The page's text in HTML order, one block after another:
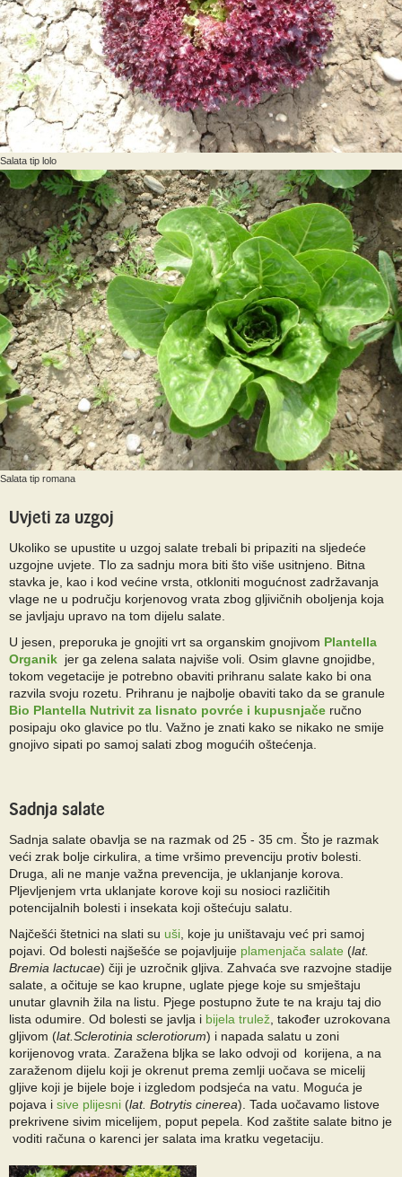
Salata tip lolo
Salata tip romana
Uvjeti za uzgoj
Ukoliko se upustite u uzgoj salate trebali bi pripaziti na sljedeće
uzgojne uvjete. Tlo za sadnju mora biti što više usitnjeno. Bitna
stavka je, kao i kod većine vrsta, otkloniti mogućnost zadržavanja
vlage ne u području korjenovog vrata zbog gljivičnih oboljenja koja
se javljaju upravo na tom dijelu salate.
U jesen, preporuka je gnojiti vrt sa organskim gnojivom Plantella
Organik jer ga zelena salata najviše voli. Osim glavne gnojidbe,
tokom vegetacije je potrebno obaviti prihranu salate kako bi ona
razvila svoju rozetu. Prihranu je najbolje obaviti tako da se granule
Bio Plantella Nutrivit za lisnato povrće i kupusnjače ručno
posipaju oko glavice po tlu. Važno je znati kako se nikako ne smije
gnojivo sipati po samoj salati zbog mogućih oštećenja.
Sadnja salate
Sadnja salate obavlja se na razmak od 25 - 35 cm. Što je razmak
veći zrak bolje cirkulira, a time vršimo prevenciju protiv bolesti.
Druga, ali ne manje važna prevencija, je uklanjanje korova.
Pljevljenjem vrta uklanjate korove koji su nosioci različitih
potencijalnih bolesti i insekata koji oštećuju salatu.
Najčešći štetnici na slati su uši , koje ju uništavaju već pri samoj
pojavi. Od bolesti najšešće se pojavljuije plamenjača salate (lat.
Bremia lactucae) čiji je uzročnik gljiva. Zahvaća sve razvojne stadije
salate, a očituje se kao krupne, uglate pjege koje su smještaju
unutar glavnih žila na listu. Pjege postupno žute te na kraju taj dio
lista odumire. Od bolesti se javlja i bijela trulež , također uzrokovana
gljivom (lat.Sclerotinia sclerotiorum) i napada salatu u zoni
korijenovog vrata. Zaražena bljka se lako odvoji od korijena, a na
zaraženom dijelu koji je okrenut prema zemlji uočava se micelij
gljive koji je bijele boje i izgledom podsjeća na vatu. Moguća je
pojava i sive plijesni (lat. Botrytis cinerea). Tada uočavamo listove
prekrivene sivim micelijem, poput pepela. Kod zaštite salate bitno je
voditi računa o karenci jer salata ima kratku vegetaciju.